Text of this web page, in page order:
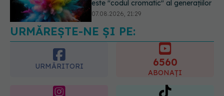
semnal de alarmă
URMĂRITORI
365
URMĂRITORI
1401
URMĂRITORI
ARTICOLE SIMILARE